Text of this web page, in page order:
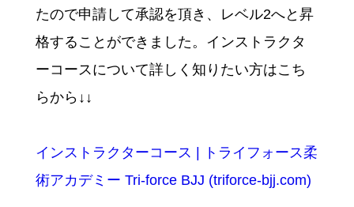
たので申請して承認を頂き、レベル2へと昇
格することができました。インストラクタ
ーコースについて詳しく知りたい方はこち
らから↓↓
インストラクターコース | トライフォース柔
術アカデミー Tri-force BJJ (triforce-bjj.com)